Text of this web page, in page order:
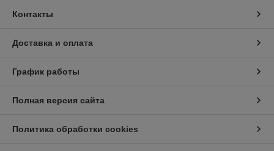
Контакты
Доставка и оплата
График работы
Полная версия сайта
Политика обработки cookies